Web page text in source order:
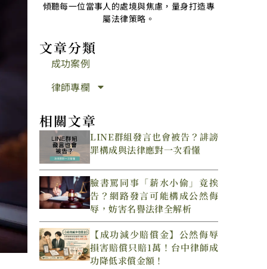
傾聽每一位當事人的處境與焦慮，量身打造專
屬法律策略。
文章分類
成功案例
律師專欄
相關文章
LINE群組發言也會被告？誹謗
罪構成與法律應對一次看懂
臉書罵同事「薪水小偷」竟挨
告？網路發言可能構成公然侮
辱，妨害名譽法律全解析
【成功減少賠償金】公然侮辱
損害賠償只賠1萬！台中律師成
功降低求償金額！